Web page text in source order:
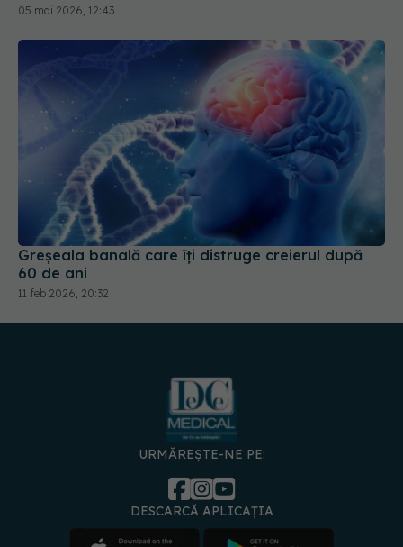
05 mai 2026, 12:43
Greșeala banală care îți distruge creierul după
60 de ani
11 feb 2026, 20:32
URMĂREȘTE-NE PE:
DESCARCĂ APLICAȚIA